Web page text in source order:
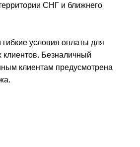
СНГ и ближнего
условия оплаты для
клиентов. Безналичный
клиентам предусмотрена